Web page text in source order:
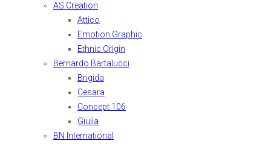
AS Creation
Attico
Emotion Graphic
Ethnic Origin
Bernardo Bartalucci
Brigida
Cesara
Concept 106
Giulia
BN International